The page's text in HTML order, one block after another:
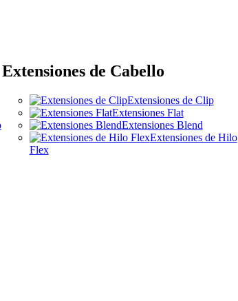
Extensiones de Cabello
Extensiones de Clip
Extensiones Flat
Extensiones Blend
Extensiones de Hilo
Flex